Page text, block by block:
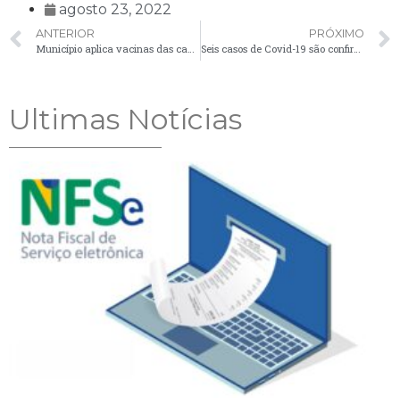
agosto 23, 2022
ANTERIOR
Município aplica vacinas das campanhas contra Influenza e Poliomielite
PRÓXIMO
Seis casos de Covid-19 são confirmados no boletim desta quarta-feira (24)
Ultimas Notícias